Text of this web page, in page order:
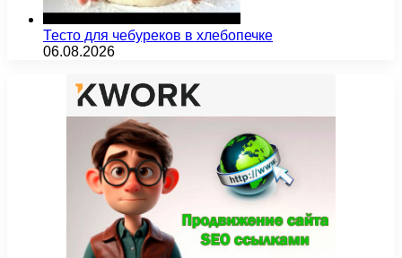
Тесто для чебуреков в хлебопечке
06.08.2026